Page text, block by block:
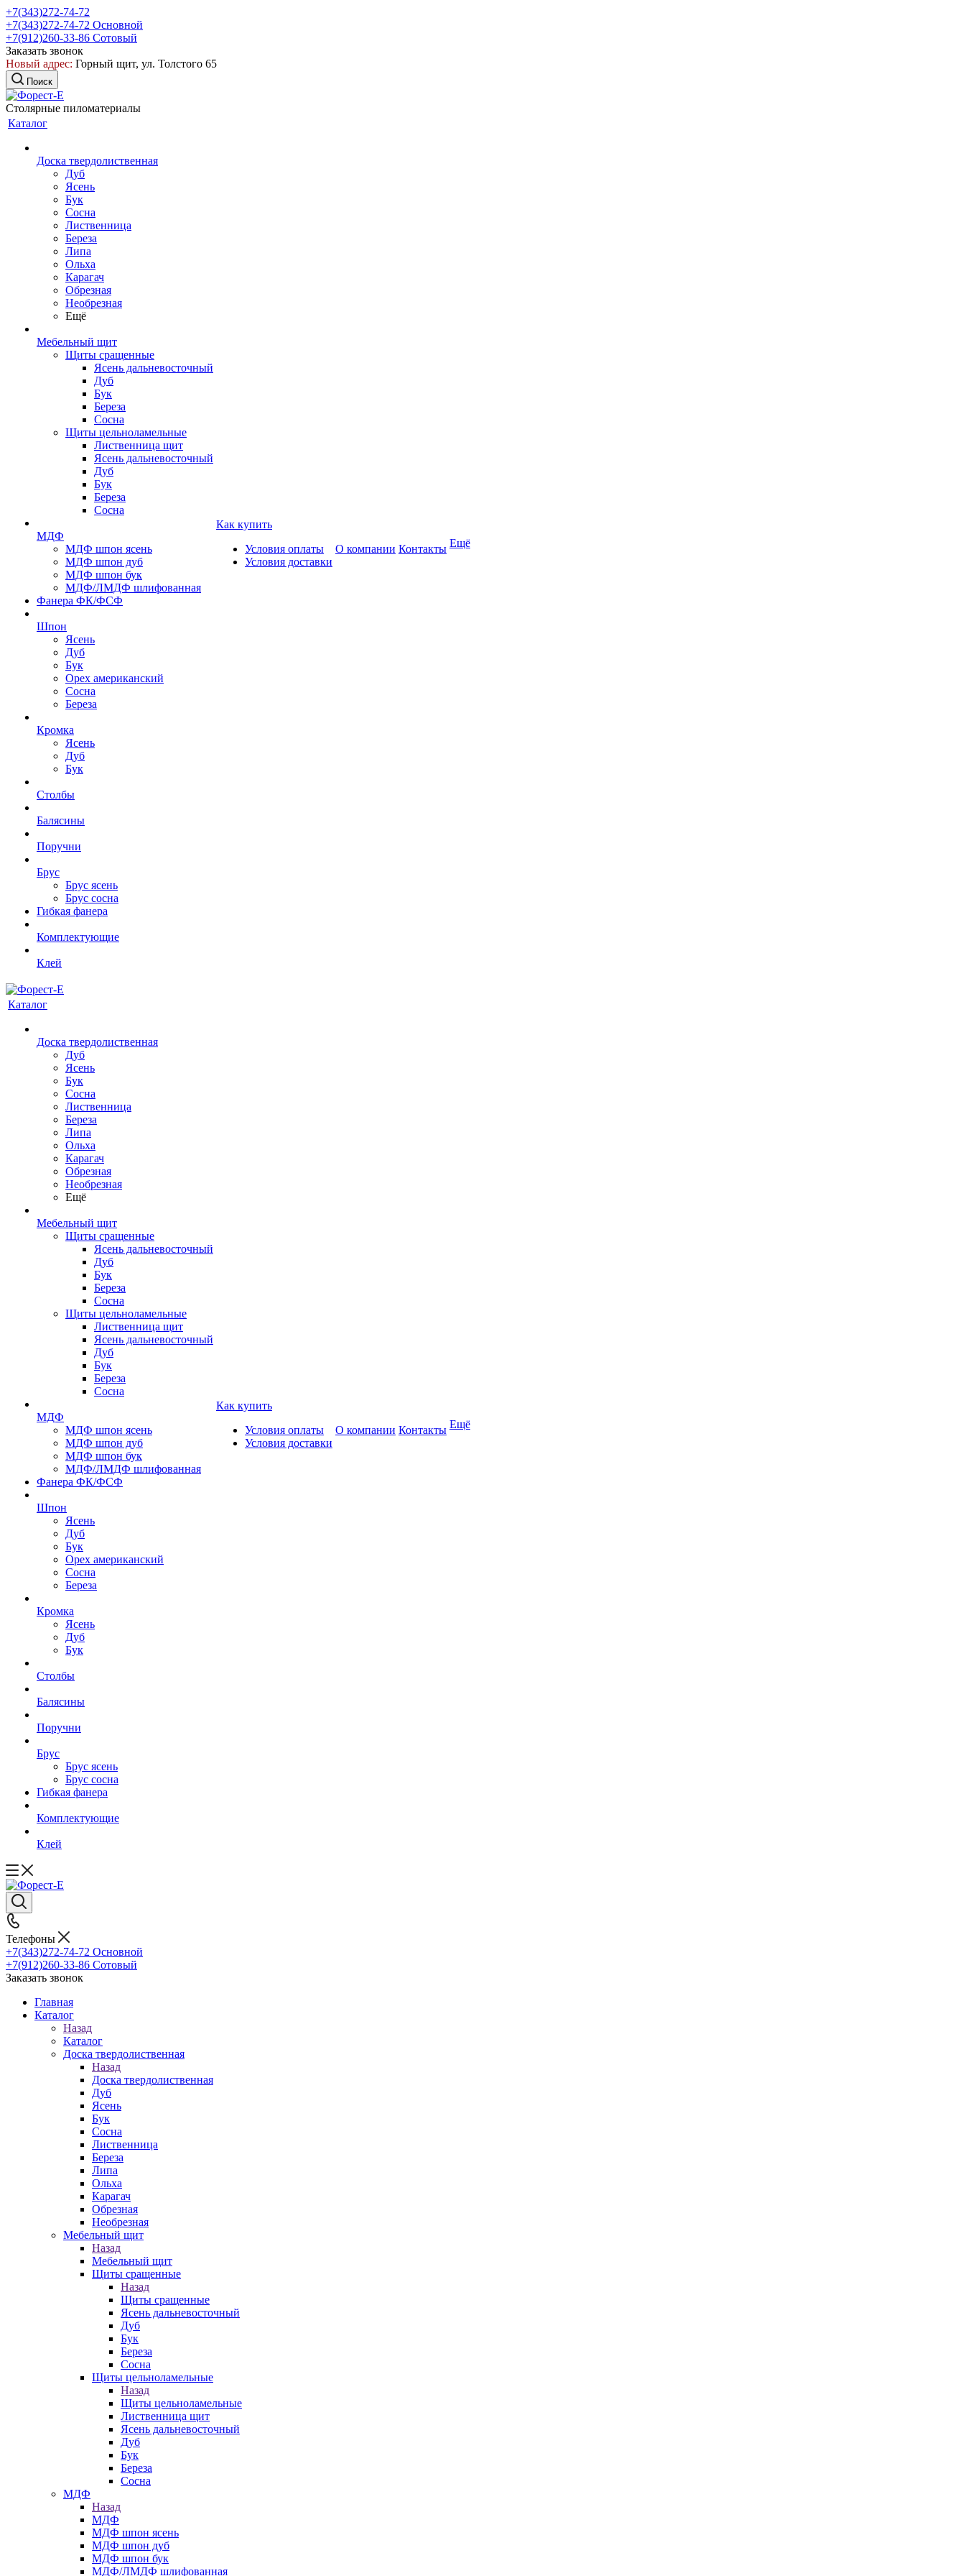
+7(343)272-74-72
+7(343)272-74-72 Основной
+7(912)260-33-86 Сотовый
Заказать звонок
Новый адрес: Горный щит, ул. Толстого 65
Поиск
Столярные пиломатериалы
Каталог
Доска твердолиственная
Дуб
Ясень
Бук
Сосна
Лиственница
Береза
Липа
Ольха
Карагач
Обрезная
Необрезная
Ещё
Мебельный щит
Щиты сращенные
Ясень дальневосточный
Дуб
Бук
Береза
Сосна
Щиты цельноламельные
Лиственница щит
Ясень дальневосточный
Дуб
Бук
Береза
Сосна
МДФ
МДФ шпон ясень
МДФ шпон дуб
МДФ шпон бук
МДФ/ЛМДФ шлифованная
Фанера ФК/ФСФ
Шпон
Ясень
Дуб
Бук
Орех американский
Сосна
Береза
Кромка
Ясень
Дуб
Бук
Столбы
Балясины
Поручни
Брус
Брус ясень
Брус сосна
Гибкая фанера
Комплектующие
Клей
Как купить
Условия оплаты
Условия доставки
О компании Контакты Ещё
Каталог
Доска твердолиственная
Дуб
Ясень
Бук
Сосна
Лиственница
Береза
Липа
Ольха
Карагач
Обрезная
Необрезная
Ещё
Мебельный щит
Щиты сращенные
Ясень дальневосточный
Дуб
Бук
Береза
Сосна
Щиты цельноламельные
Лиственница щит
Ясень дальневосточный
Дуб
Бук
Береза
Сосна
МДФ
МДФ шпон ясень
МДФ шпон дуб
МДФ шпон бук
МДФ/ЛМДФ шлифованная
Фанера ФК/ФСФ
Шпон
Ясень
Дуб
Бук
Орех американский
Сосна
Береза
Кромка
Ясень
Дуб
Бук
Столбы
Балясины
Поручни
Брус
Брус ясень
Брус сосна
Гибкая фанера
Комплектующие
Клей
Как купить
Условия оплаты
Условия доставки
О компании Контакты Ещё
Телефоны
+7(343)272-74-72 Основной
+7(912)260-33-86 Сотовый
Заказать звонок
Главная
Каталог
Назад
Каталог
Доска твердолиственная
Назад
Доска твердолиственная
Дуб
Ясень
Бук
Сосна
Лиственница
Береза
Липа
Ольха
Карагач
Обрезная
Необрезная
Мебельный щит
Назад
Мебельный щит
Щиты сращенные
Назад
Щиты сращенные
Ясень дальневосточный
Дуб
Бук
Береза
Сосна
Щиты цельноламельные
Назад
Щиты цельноламельные
Лиственница щит
Ясень дальневосточный
Дуб
Бук
Береза
Сосна
МДФ
Назад
МДФ
МДФ шпон ясень
МДФ шпон дуб
МДФ шпон бук
МДФ/ЛМДФ шлифованная